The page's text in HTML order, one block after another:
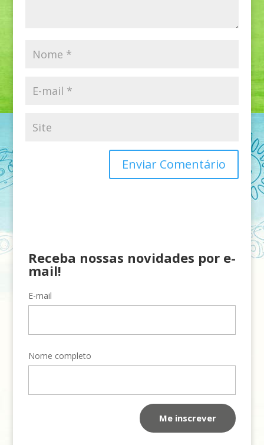
Receba nossas novidades por e-
mail!
E-mail
Nome completo